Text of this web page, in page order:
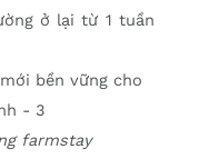
ở lại từ 1 tuần
farmstay